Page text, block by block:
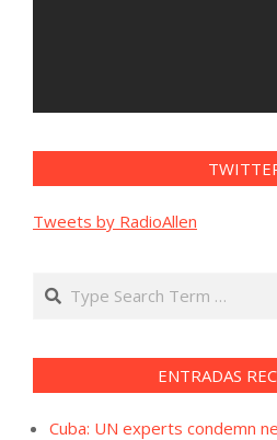
Tweets by RadioAllen
Search
ENTRADAS
Cuba: UN experts condemn